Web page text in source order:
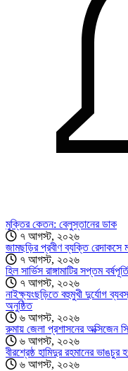
মুক্তির কেতন: বেলুস্তানের ডাক
৭ আগস্ট, ২০২৬
জামছড়ির প্রবীণ ব্যক্তি
৭ আগস্ট, ২০২৬
হিল সার্ভিস রাঙ্গামাটির সপ্তম
৭ আগস্ট, ২০২৬
নাইক্ষ্যংছড়িতে বহুমুখী দুর্যোগ
অনুষ্ঠিত
৬ আগস্ট, ২০২৬
রুমায় জেলা প্রশাসনের অক্সিজেন
৬ আগস্ট, ২০২৬
বীরশ্রেষ্ঠ হামিদুর রহমানের ভাঙচুর
৬ আগস্ট, ২০২৬